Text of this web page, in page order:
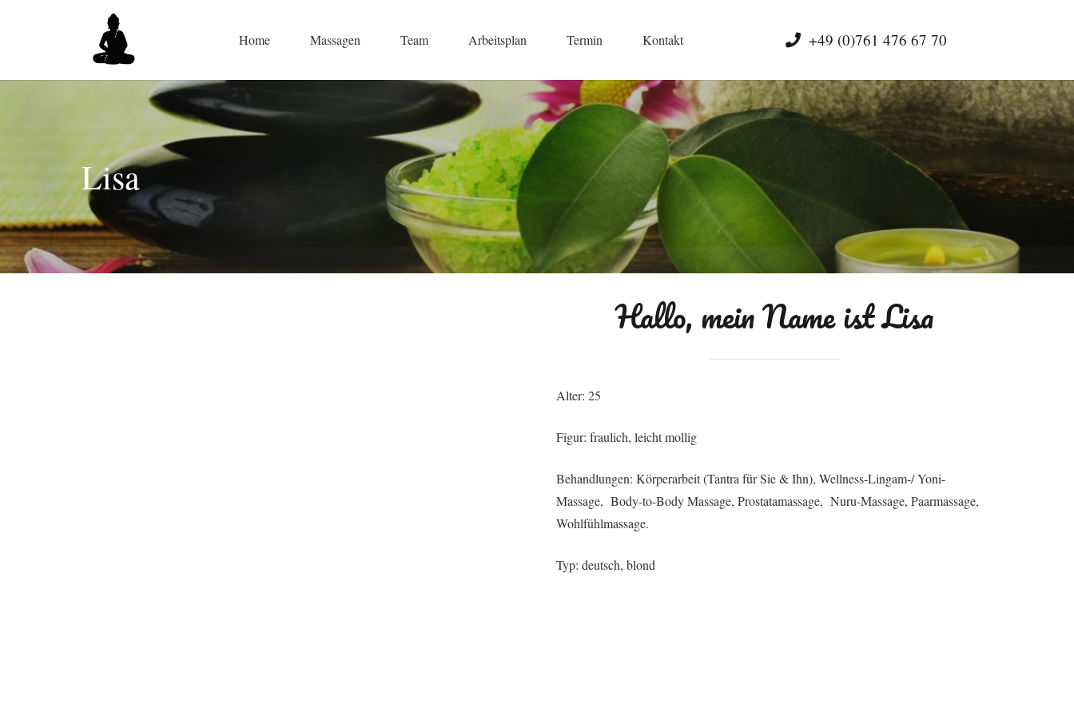
Home Massagen Team Arbeitsplan Termin Kontakt +49 (0)761 476 67 70
Lisa
Hallo, mein Name istLisa
Alter: 25
Figur: fraulich, leicht mollig
Behandlungen: Körperarbeit (Tantra für Sie & Ihn), Wellness-Lingam-/ Yoni-
Massage, Body-to-Body Massage, Prostatamassage, Nuru-Massage, Paarmassage,
Wohlfühlmassage.
Typ: deutsch, blond